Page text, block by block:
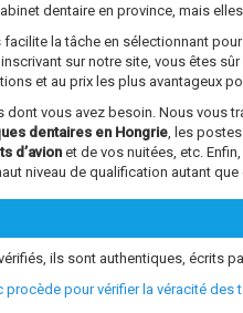
dentaire en province, mais
la tâche en sélectionnant
sur notre site, vous êtes
et au prix les plus avantageux
dont vous avez besoin. Nous vous
dentaires en Hongrie , les
d’avionet de vos nuitées, etc.
niveau de qualification autant
ils sont authentiques, écrits
procède pour vérifier la véracité des